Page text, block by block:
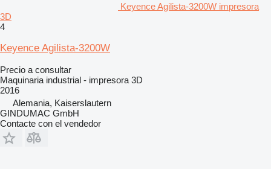
Keyence Agilista-3200W impresora
3D
4
Keyence Agilista-3200W
Precio a consultar
Maquinaria industrial - impresora 3D
2016
Alemania, Kaiserslautern
GINDUMAC GmbH
Contacte con el vendedor